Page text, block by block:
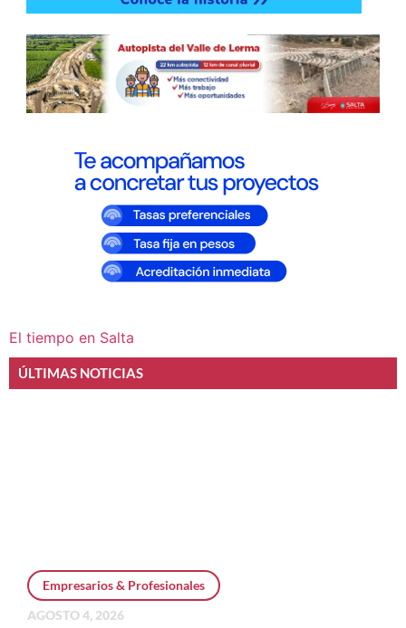
El tiempo en Salta
ÚLTIMAS NOTICIAS
Empresarios & Profesionales
AGOSTO 4, 2026